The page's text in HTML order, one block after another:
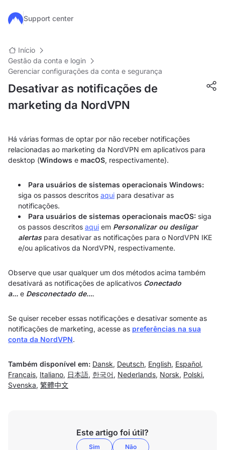
Ir para o conteúdo principal
Support center
Início
Gestão da conta e login
Gerenciar configurações da conta e segurança
Desativar as notificações de
marketing da NordVPN
Há várias formas de optar por não receber notificações
relacionadas ao marketing da NordVPN em aplicativos para
desktop (Windows e macOS, respectivamente).
Para usuários de sistemas operacionais Windows:
siga os passos descritos aqui para desativar as
notificações.
Para usuários de sistemas operacionais macOS: siga
os passos descritos aqui em Personalizar ou desligar
alertaspara desativar as notificações para o NordVPN IKE
e/ou aplicativos da NordVPN, respectivamente.
Observe que usar qualquer um dos métodos acima também
desativará as notificações de aplicativos Conectado
a... e Desconectado de....
Se quiser receber essas notificações e desativar somente as
notificações de marketing, acesse as preferências na sua
conta da NordVPN.
Também disponível em: Dansk, Deutsch, English, Español,
Français, Italiano, 日本語, 한국어 , Nederlands, Norsk, Polski,
Svenska, 繁體中文
Este artigo foi útil?
Sim Não